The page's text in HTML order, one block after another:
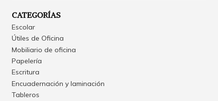
CATEGORÍAS
Escolar
Útiles de Oficina
Mobiliario de oficina
Papelería
Escritura
Encuadernación y laminación
Tableros